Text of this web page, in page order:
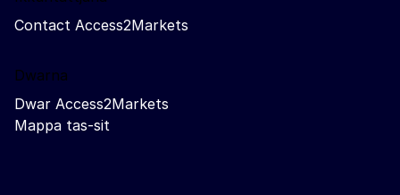
Contact Access2Markets
Dwarna
Dwar Access2Markets
Mappa tas-sit